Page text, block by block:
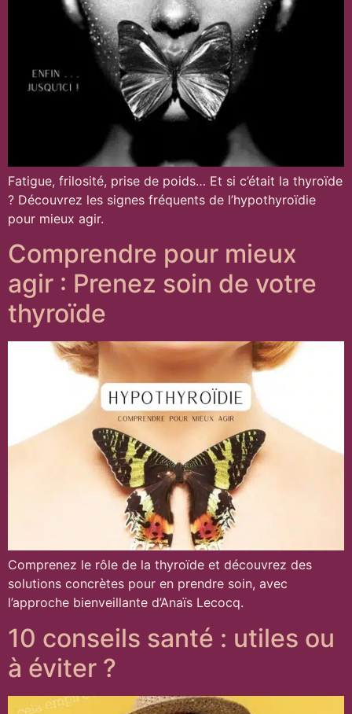
Fatigue, frilosité, prise de poids… Et si c’était la thyroïde
? Découvrez les signes fréquents de l’hypothyroïdie
pour mieux agir.
Comprendre pour mieux
agir : Prenez soin de votre
thyroïde
Comprenez le rôle de la thyroïde et découvrez des
solutions concrètes pour en prendre soin, avec
l’approche bienveillante d’Anaïs Lecocq.
10 conseils santé : utiles ou
à éviter ?